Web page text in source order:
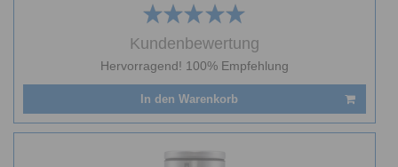
Kundenbewertung
Hervorragend! 100% Empfehlung
In den Warenkorb